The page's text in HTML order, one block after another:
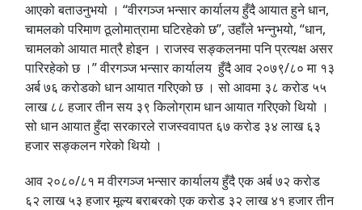
आएको बताउनुभयो । “वीरगञ्ज भन्सार कार्यालय हुँदै आयात हुने धान,
चामलको परिमाण ठूलोमात्रामा घटिरहेको छ”, उहाँले भन्नुभयो, “धान,
चामलको आयात मात्रै होइन । राजस्व सङ्कलनमा पनि प्रत्यक्ष असर
पारिरहेको छ ।” वीरगञ्ज भन्सार कार्यालय हुँदै आव २०७९/८० मा १३
अर्ब ७६ करोडको धान आयात गरिएको छ । सो आवमा ३८ करोड ५५
लाख ८८ हजार तीन सय ३९ किलोग्राम धान आयात गरिएको थियो ।
सो धान आयात हुँदा सरकारले राजस्ववापत ६७ करोड ३४ लाख ६३
हजार सङ्कलन गरेको थियो ।
आव २०८०/८१ म वीरगञ्ज भन्सार कार्यालय हुँदै एक अर्ब ७२ करोड
६२ लाख ५३ हजार मूल्य बराबरको एक करोड ३२ लाख ४१ हजार तीन